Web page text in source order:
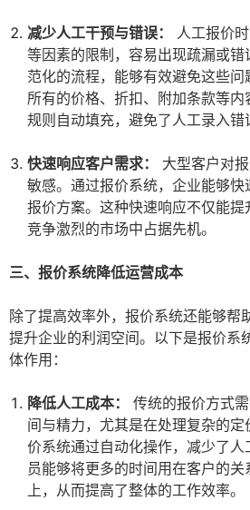
减少人工干预与错误：
人工报价
等因素的限制，容易出现疏漏或
范化的流程，能够有效避免这些问
所有的价格、折扣、附加条款等
规则自动填充，避免了人工录入错
快速响应客户需求：
大型客户对
敏感。通过报价系统，企业能够
报价方案。这种快速响应不仅能
竞争激烈的市场中占据先机。
三、报价系统降低运营成本
除了提高效率外，报价系统还能够帮
提升企业的利润空间。以下是报价系
体作用：
降低人工成本：
传统的报价方式
间与精力，尤其是在处理复杂的
价系统通过自动化操作，减少了
员能够将更多的时间用在客户的
上，从而提高了整体的工作效率。